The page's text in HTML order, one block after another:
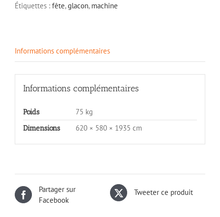
Étiquettes : fête,glacon, machine
Informations complémentaires
Informations complémentaires
Poids 75 kg
Dimensions 620 × 580 × 1935 cm
Partager sur
Facebook
Tweeter ce produit